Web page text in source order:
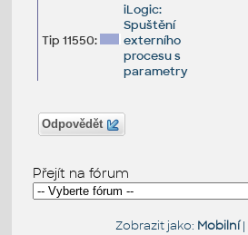
Tip 11550:
iLogic:
Spuštění
externího
procesu s
parametry
Odpovědět
Přejít na fórum
Zobrazit jako: Mobilní|